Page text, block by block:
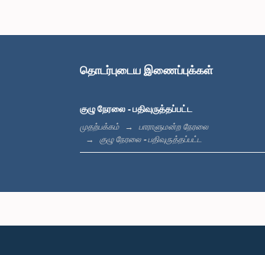
தொடர்புடைய இணைப்புக்கள்
குழு நேரலை - பதிவுருத்தப்பட்ட
முதற்பக்கம்
பாராளுமன்ற நேரலை
குழு நேரலை - பதிவுருத்தப்பட்ட